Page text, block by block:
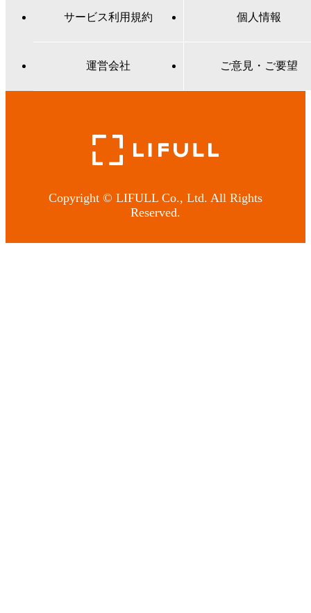
サービス利用規約 個人情報
運営会社 ご意見・ご要望
Copyright © LIFULL Co., Ltd. All Rights
Reserved.